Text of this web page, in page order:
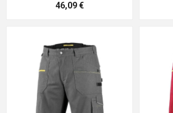
46,09 €